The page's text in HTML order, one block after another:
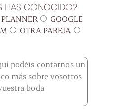
HAS CONOCIDO?
GOOGLE
OTRA PAREJA